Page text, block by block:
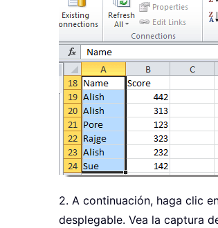
2. A continuación, haga clic
desplegable. Vea la captura